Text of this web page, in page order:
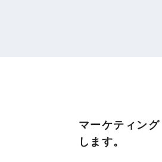
マーケティン
します。